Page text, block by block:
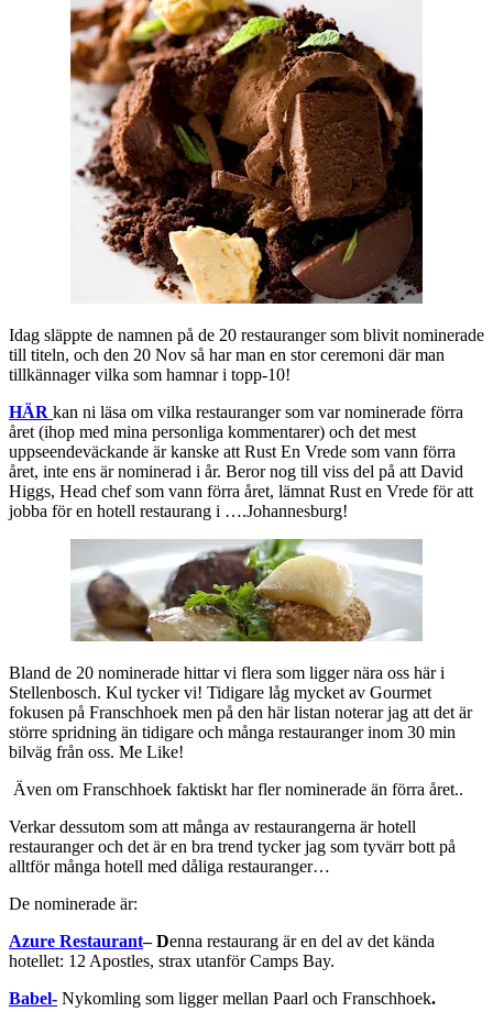
Idag släppte de namnen på de 20 restauranger som blivit nominerade
till titeln, och den 20 Nov så har man en stor ceremoni där man
tillkännager vilka som hamnar i topp-10!
HÄR kan ni läsa om vilka restauranger som var nominerade förra
året (ihop med mina personliga kommentarer) och det mest
uppseendeväckande är kanske att Rust En Vrede som vann förra
året, inte ens är nominerad i år. Beror nog till viss del på att David
Higgs, Head chef som vann förra året, lämnat Rust en Vrede för att
jobba för en hotell restaurang i ….Johannesburg!
Bland de 20 nominerade hittar vi flera som ligger nära oss här i
Stellenbosch. Kul tycker vi! Tidigare låg mycket av Gourmet
fokusen på Franschhoek men på den här listan noterar jag att det är
större spridning än tidigare och många restauranger inom 30 min
bilväg från oss. Me Like!
Även om Franschhoek faktiskt har fler nominerade än förra året..
Verkar dessutom som att många av restaurangerna är hotell
restauranger och det är en bra trend tycker jag som tyvärr bott på
alltför många hotell med dåliga restauranger…
De nominerade är:
Azure Restaurant– Denna restaurang är en del av det kända
hotellet: 12 Apostles, strax utanför Camps Bay.
Babel- Nykomling som ligger mellan Paarl och Franschhoek.